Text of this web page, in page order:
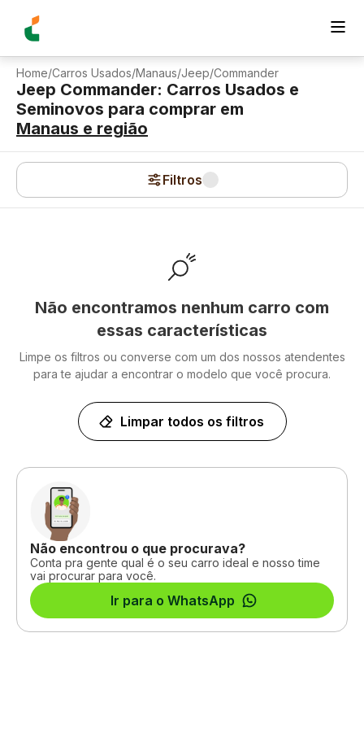
Home/Carros Usados/Manaus/Jeep/Commander
Jeep Commander: Carros Usados e
Seminovos para comprar em
Manaus e região
Filtros
Não encontramos nenhum carro com
essas características
Limpe os filtros ou converse com um dos nossos atendentes
para te ajudar a encontrar o modelo que você procura.
Limpar todos os filtros
Não encontrou o que procurava?
Conta pra gente qual é o seu carro ideal e nosso time
vai procurar para você.
Ir para o WhatsApp